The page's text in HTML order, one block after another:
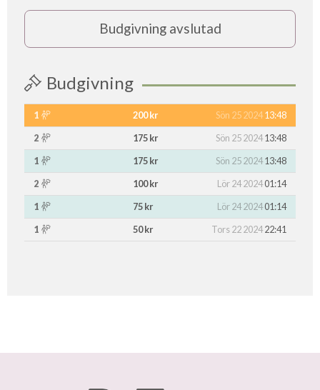
Budgivning avslutad
Budgivning
1 200 kr Sön 25 202413:48
2
175 kr Sön 25 202413:48
1
175 kr Sön 25 202413:48
2
100 kr Lör 24 202401:14
1
75 kr Lör 24 202401:14
1
50 kr Tors 22 202422:41